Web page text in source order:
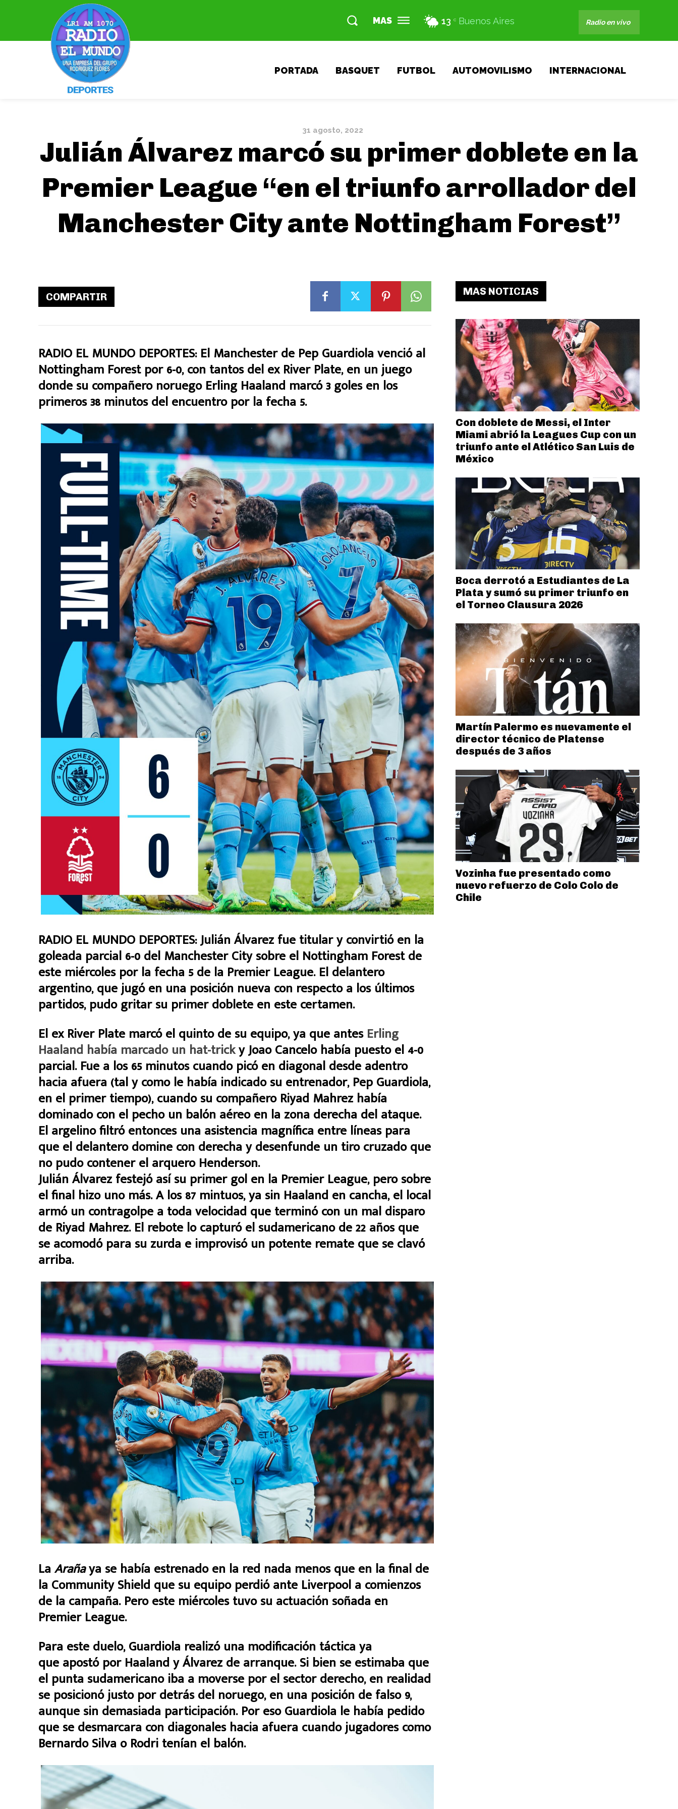
MAS 13 C Buenos Aires Radio en vivo
PORTADA BASQUET FUTBOL AUTOMOVILISMO INTERNACIONAL
31 agosto, 2022
Julián Álvarez marcó su primer doblete en la
Premier League “en el triunfo arrollador del
Manchester City ante Nottingham Forest”
COMPARTIR
RADIO EL MUNDO DEPORTES: El Manchester de Pep Guardiola venció al
Nottingham Forest por 6-0, con tantos del ex River Plate, en un juego
donde su compañero noruego Erling Haaland marcó 3 goles en los
primeros 38 minutos del encuentro por la fecha 5.
RADIO EL MUNDO DEPORTES: Julián Álvarez fue titular y convirtió en la
goleada parcial 6-0 del Manchester City sobre el Nottingham Forest de
este miércoles por la fecha 5 de la Premier League. El delantero
argentino, que jugó en una posición nueva con respecto a los últimos
partidos, pudo gritar su primer doblete en este certamen.
El ex River Plate marcó el quinto de su equipo, ya que antesErling
Haaland había marcado un hat-tricky Joao Cancelo había puesto el 4-0
parcial. Fue a los 65 minutos cuando picó en diagonal desde adentro
hacia afuera (tal y como le había indicado su entrenador, Pep Guardiola,
en el primer tiempo), cuando su compañero Riyad Mahrez había
dominado con el pecho un balón aéreo en la zona derecha del ataque.
El argelino filtró entonces una asistencia magnífica entre líneas para
que el delantero domine con derecha y desenfunde un tiro cruzado que
no pudo contener el arquero Henderson.
Julián Álvarez festejó así su primer gol en la Premier League, pero sobre
el final hizo uno más. A los 87 mintuos, ya sin Haaland en cancha, el local
armó un contragolpe a toda velocidad que terminó con un mal disparo
de Riyad Mahrez. El rebote lo capturó el sudamericano de 22 años que
se acomodó para su zurda e improvisó un potente remate que se clavó
arriba.
LaArañaya se había estrenado en la red nada menos que en la final de
la Community Shield que su equipo perdió ante Liverpool a comienzos
de la campaña. Pero este miércoles tuvo su actuación soñada en
Premier League.
Para este duelo, Guardiola realizó una modificación táctica ya
que apostó por Haaland y Álvarez de arranque. Si bien se estimaba que
el punta sudamericano iba a moverse por el sector derecho, en realidad
se posicionó justo por detrás del noruego, en una posición de falso 9,
aunque sin demasiada participación. Por eso Guardiola le había pedido
que se desmarcara con diagonales hacia afuera cuando jugadores como
Bernardo Silva o Rodri tenían el balón.
MAS NOTICIAS
Con doblete de Messi, el Inter
Miami abrió la Leagues Cup con un
triunfo ante el Atlético San Luis de
México
Boca derrotó a Estudiantes de La
Plata y sumó su primer triunfo en
el Torneo Clausura 2026
Martín Palermo es nuevamente el
director técnico de Platense
después de 3 años
Vozinha fue presentado como
nuevo refuerzo de Colo Colo de
Chile